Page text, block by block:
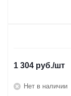
1 304 руб./шт
Нет в наличии